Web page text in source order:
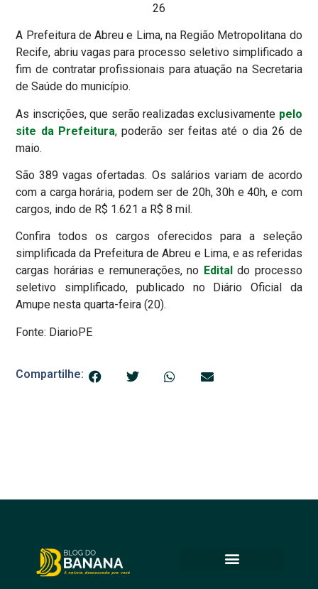
26
A Prefeitura de Abreu e Lima, na Região Metropolitana do
Recife, abriu vagas para processo seletivo simplificado a
fim de contratar profissionais para atuação na Secretaria
de Saúde do município.
As inscrições, que serão realizadas exclusivamente pelo
site da Prefeitura, poderão ser feitas até o dia 26 de
maio.
São 389 vagas ofertadas. Os salários variam de acordo
com a carga horária, podem ser de 20h, 30h e 40h, e com
cargos, indo de R$ 1.621 a R$ 8 mil.
Confira todos os cargos oferecidos para a seleção
simplificada da Prefeitura de Abreu e Lima, e as referidas
cargas horárias e remunerações, no Edital do processo
seletivo simplificado, publicado no Diário Oficial da
Amupe nesta quarta-feira (20).
Fonte: DiarioPE
Compartilhe: